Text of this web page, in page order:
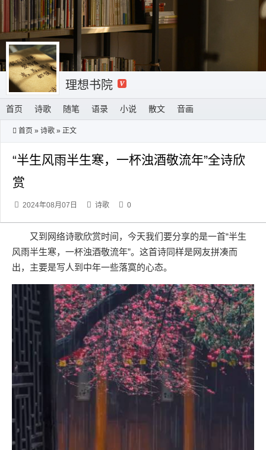
理想书院
首页 诗歌 随笔 语录 小说 散文 音画
首页 » 诗歌 » 正文
“半生风雨半生寒，一杯浊酒敬流年”全诗欣
赏
2024年08月07日 诗歌 0
又到网络诗歌欣赏时间，今天我们要分享的是一首“半生
风雨半生寒，一杯浊酒敬流年”。这首诗同样是网友拼凑而
出，主要是写人到中年一些落寞的心态。